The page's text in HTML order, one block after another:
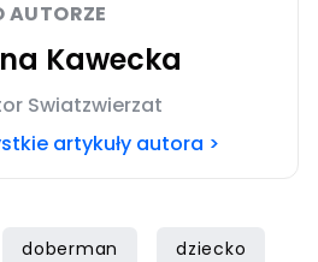
AUTORZE
Kawecka
Swiatzwierzat
artykuły autora >
doberman dziecko